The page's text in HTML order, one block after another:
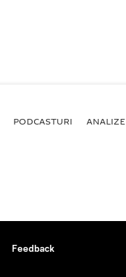
PODCASTURI
Feedback